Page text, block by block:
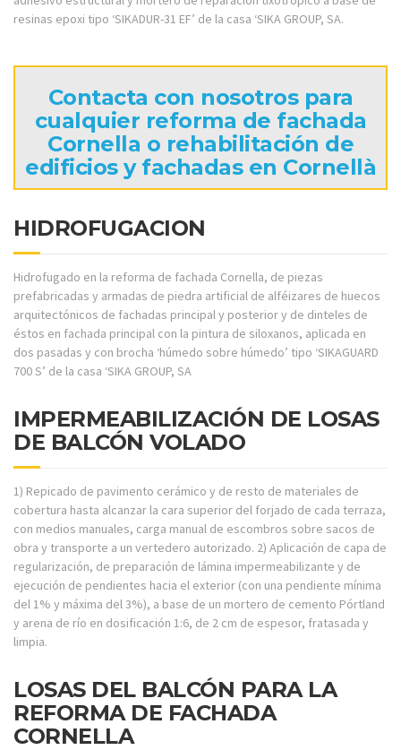
resinas epoxi tipo ‘SIKADUR-31 EF’ de la casa ‘SIKA GROUP, SA.
Contacta con nosotros para
cualquier reforma de fachada
Cornella o rehabilitación de
edificios y fachadas en Cornellà
HIDROFUGACION
Hidrofugado en la reforma de fachada Cornella, de piezas
prefabricadas y armadas de piedra artificial de alféizares de huecos
arquitectónicos de fachadas principal y posterior y de dinteles de
éstos en fachada principal con la pintura de siloxanos, aplicada en
dos pasadas y con brocha ‘húmedo sobre húmedo’ tipo ‘SIKAGUARD
700 S’ de la casa ‘SIKA GROUP, SA
IMPERMEABILIZACIÓN DE LOSAS
DE BALCÓN VOLADO
1) Repicado de pavimento cerámico y de resto de materiales de
cobertura hasta alcanzar la cara superior del forjado de cada terraza,
con medios manuales, carga manual de escombros sobre sacos de
obra y transporte a un vertedero autorizado. 2) Aplicación de capa de
regularización, de preparación de lámina impermeabilizante y de
ejecución de pendientes hacia el exterior (con una pendiente mínima
del 1% y máxima del 3%), a base de un mortero de cemento Pórtland
y arena de río en dosificación 1:6, de 2 cm de espesor, fratasada y
limpia.
LOSAS DEL BALCÓN PARA LA
REFORMA DE FACHADA
CORNELLA